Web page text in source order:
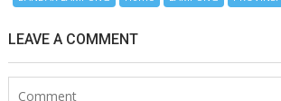
LEAVE A COMMENT